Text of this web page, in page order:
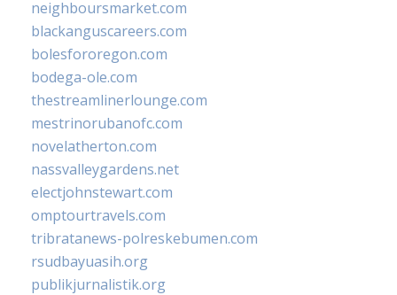
neighboursmarket.com
blackanguscareers.com
bolesfororegon.com
bodega-ole.com
thestreamlinerlounge.com
mestrinorubanofc.com
novelatherton.com
nassvalleygardens.net
electjohnstewart.com
omptourtravels.com
tribratanews-polreskebumen.com
rsudbayuasih.org
publikjurnalistik.org